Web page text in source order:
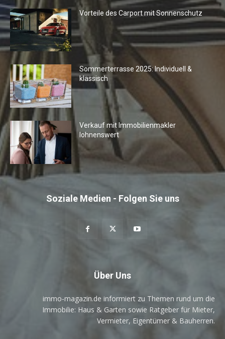
Vorteile des Carport mit Sonnenschutz
Sommerterrasse 2025: Individuell &
klassisch
Verkauf mit Immobilienmakler
lohnenswert
Soziale Medien - Folgen Sie uns
Über Uns
immo-magazin.de informiert zu Themen rund um die
Immobilie: Haus & Garten sowie Ratgeber für Mieter,
Vermieter, Eigentümer & Bauherren.